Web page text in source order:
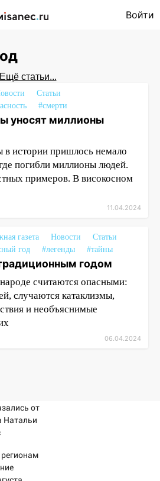
Войти
Ещё статьи...
Статьи
#смерти
уносят миллионы
в истории пришлось немало
погибли миллионы людей.
примеров. В високосном
11.04.2024
газета Новости
Статьи
год #легенды #тайны
годом
считаются опасными:
случаются катаклизмы,
и необъяснимые
06.04.2024
от
Натальи